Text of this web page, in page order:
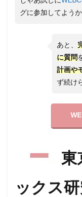
グに参加してようか
あと、
に質問
計画や
ず続け
東
ックス